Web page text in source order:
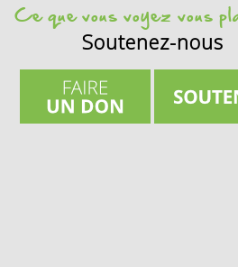
Ce que vous voyez vous
Soutenez-nous